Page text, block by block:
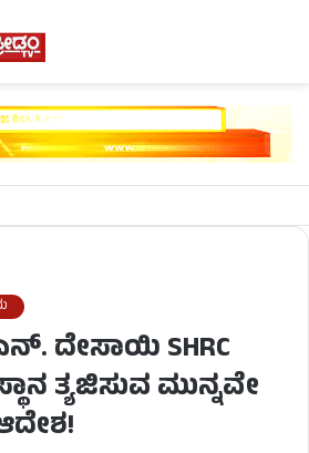
ದೇಸಾಯಿ SHRC
ತ್ಯಜಿಸುವ ಮುನ್ನವೇ